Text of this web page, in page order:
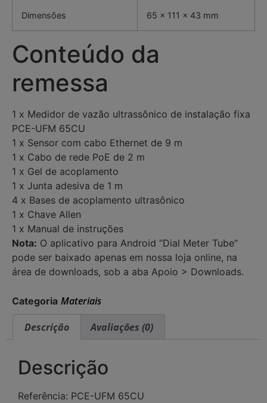
Dimensões 65 x 111 x 43 mm
Conteúdo da
remessa
1 x Medidor de vazão ultrassônico de instalação fixa
PCE-UFM 65CU
1 x Sensor com cabo Ethernet de 9 m
1 x Cabo de rede PoE de 2 m
1 x Gel de acoplamento
1 x Junta adesiva de 1 m
4 x Bases de acoplamento ultrasônico
1 x Chave Allen
1 x Manual de instruções
Nota: O aplicativo para Android “Dial Meter Tube”
pode ser baixado apenas em nossa loja online, na
área de downloads, sob a aba Apoio > Downloads.
Categoria Materiais
Descrição
Avaliações (0)
Descrição
Referência: PCE-UFM 65CU